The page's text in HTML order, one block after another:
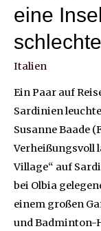
eine
Italien
Ein Paar auf
Sardinien
Susanne Baade
Verheißungsvoll
Village“ auf
bei Olbia
einem großen
und Badminton-